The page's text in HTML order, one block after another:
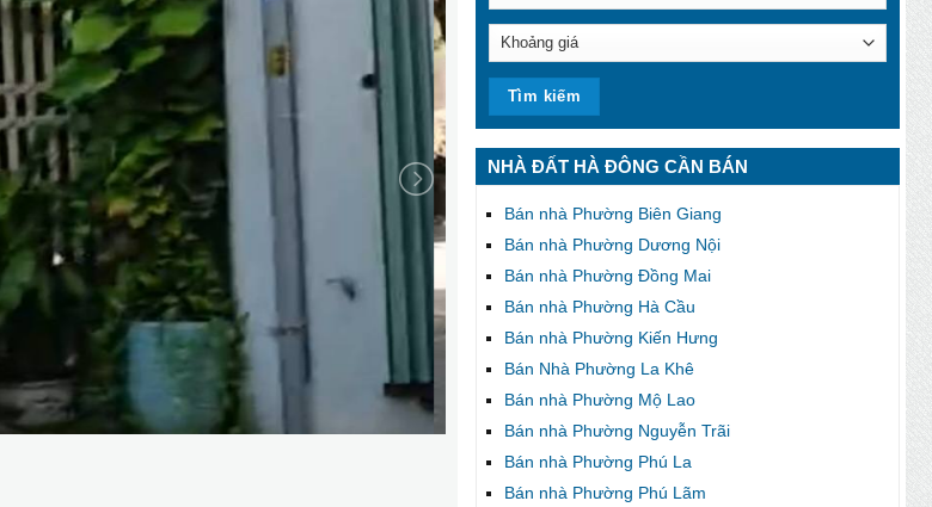
NHÀ ĐẤT HÀ ĐÔNG CẦN BÁN
Bán nhà Phường Biên Giang
Bán nhà Phường Dương Nội
Bán nhà Phường Đồng Mai
Bán nhà Phường Hà Cầu
Bán nhà Phường Kiến Hưng
Bán Nhà Phường La Khê
Bán nhà Phường Mộ Lao
Bán nhà Phường Nguyễn Trãi
Bán nhà Phường Phú La
Bán nhà Phường Phú Lãm